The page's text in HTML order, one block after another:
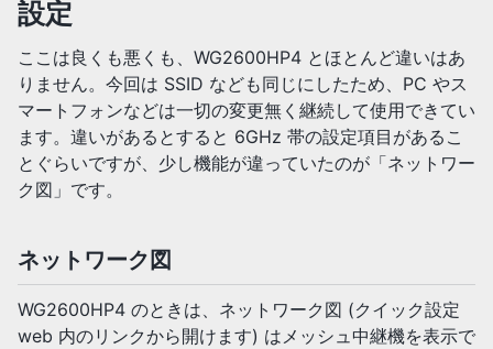
設定
ここは良くも悪くも、WG2600HP4 とほとんど違いはあ
りません。今回は SSID なども同じにしたため、PC やス
マートフォンなどは一切の変更無く継続して使用できてい
ます。違いがあるとすると 6GHz 帯の設定項目があるこ
とぐらいですが、少し機能が違っていたのが「ネットワー
ク図」です。
ネットワーク図
WG2600HP4 のときは、ネットワーク図 (クイック設定
web 内のリンクから開けます) はメッシュ中継機を表示で